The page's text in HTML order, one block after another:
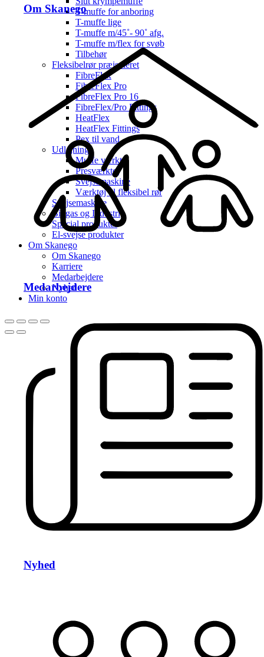
Om Skanego
Medarbejdere
Nyhed
T-muffe for anboring
T-muffe lige
T-muffe m/45˚- 90˚ afg.
T-muffe m/flex for svøb
Tilbehør
Fleksibelrør præisoleret
FibreFlex
FibreFlex Pro
FibreFlex Pro 16
FibreFlex/Pro Fittings
HeatFlex
HeatFlex Fittings
Pex til vand
Udlejning
Muffe værktøj
Presværktøj
Svejsemaskine
Værktøj til fleksibel rør
Svejsemaskine
Biogas og Industri
Special produkter
El-svejse produkter
Om Skanego
Om Skanego
Karriere
Medarbejdere
Nyhed
Min konto